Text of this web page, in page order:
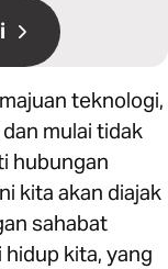
teknologi,
mulai tidak
hubungan
kita akan diajak
sahabat
kita, yang